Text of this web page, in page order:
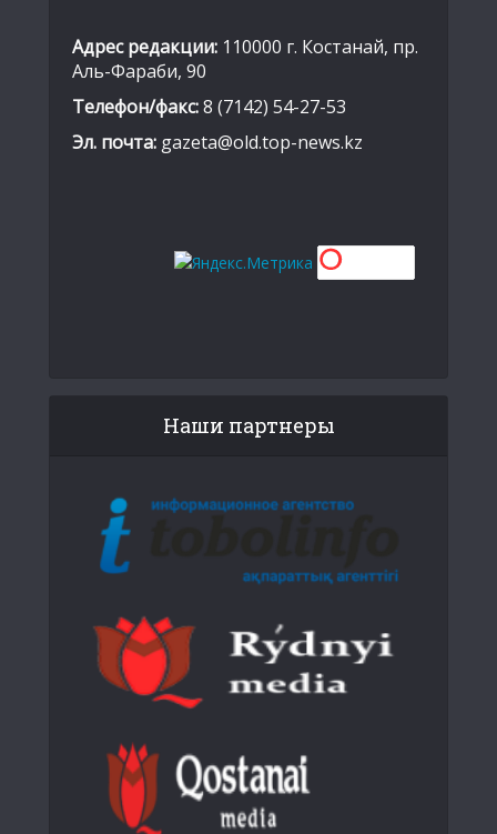
Адрес редакции: 110000 г. Костанай, пр.
Аль-Фараби, 90
Телефон/факс:8 (7142) 54-27-53
Эл. почта: gazeta@old.top-news.kz
Наши партнеры